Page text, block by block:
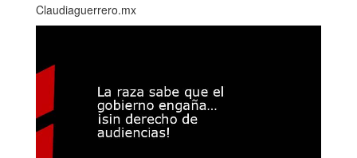
Claudiaguerrero.mx